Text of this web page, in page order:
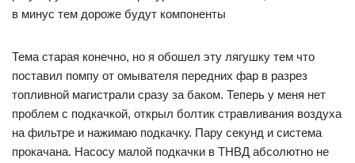
в минус тем дороже будут компоненты
Тема старая конечно, но я обошел эту лягушку тем что
поставил помпу от омывателя передних фар в разрез
топливной магистрали сразу за баком. Теперь у меня нет
проблем с подкачкой, открыл болтик стравливания воздуха
на фильтре и нажимаю подкачку. Пару секунд и система
прокачана. Насосу малой подкачки в ТНВД абсолютно не